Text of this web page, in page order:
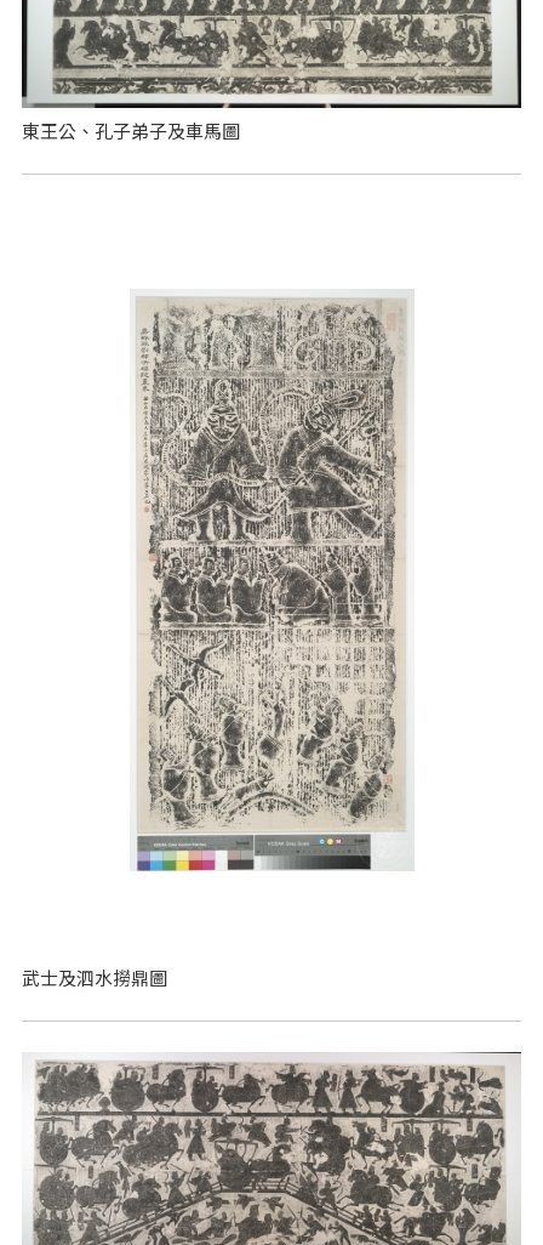
東王公、孔子弟子及車馬圖
武士及泗水撈鼎圖